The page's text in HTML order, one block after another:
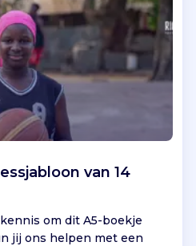
van 14
om dit A5-boekje
jij ons helpen met een